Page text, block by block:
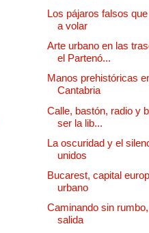
Los pájaros falsos
a volar
Arte urbano en las
el Partenó...
Manos prehistóricas
Cantabria
Calle, bastón, radio y
ser la lib...
La oscuridad y el
unidos
Bucarest, capital
urbano
Caminando sin
salida